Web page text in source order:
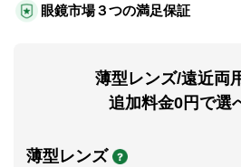
眼鏡市場３つの満足保証
薄型レンズ/遠近両
追加料金0円で選
薄型レンズ